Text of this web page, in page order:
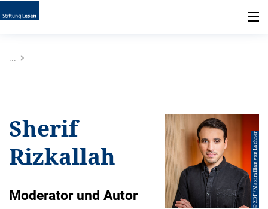
...
Sherif
Rizkallah
Moderator und Autor © ZDF / Maximilian von Lachner